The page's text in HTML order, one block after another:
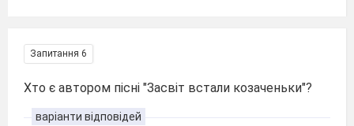
Запитання 6
Хто є автором пісні "Засвіт встали козаченьки"?
варіанти відповідей